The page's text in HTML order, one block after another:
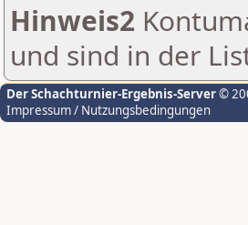
Hinweis2
und sind in der
Der Schachturnier-Ergebnis-Server©
Impressum / Nutzungsbedingungen